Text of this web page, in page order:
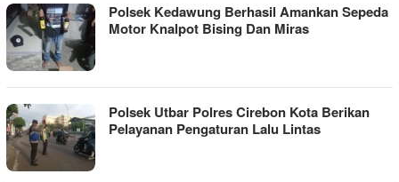
Polsek Kedawung Berhasil Amankan Sepeda
Motor Knalpot Bising Dan Miras
Polsek Utbar Polres Cirebon Kota Berikan
Pelayanan Pengaturan Lalu Lintas